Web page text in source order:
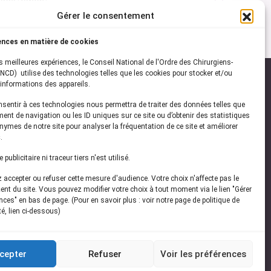
Gérer le consentement
en matière de cookies
meilleures expériences, le Conseil National de l'Ordre des Chirurgiens-
utilise des technologies telles que les cookies pour stocker et/ou
des appareils.
à ces technologies nous permettra de traiter des données telles que
de navigation ou les ID uniques sur ce site ou d’obtenir des statistiques
de notre site pour analyser la fréquentation de ce site et améliorer
publicitaire ni traceur tiers n'est utilisé.
accepter ou refuser cette mesure d'audience. Votre choix n'affecte pas le
du site. Vous pouvez modifier votre choix à tout moment via le lien "Gérer
en bas de page. (Pour en savoir plus : voir notre page de politique de
lien ci-dessous)
Refuser Voir les préférences
vous à notrenewsletter
les dernières actualités de l'ONCD